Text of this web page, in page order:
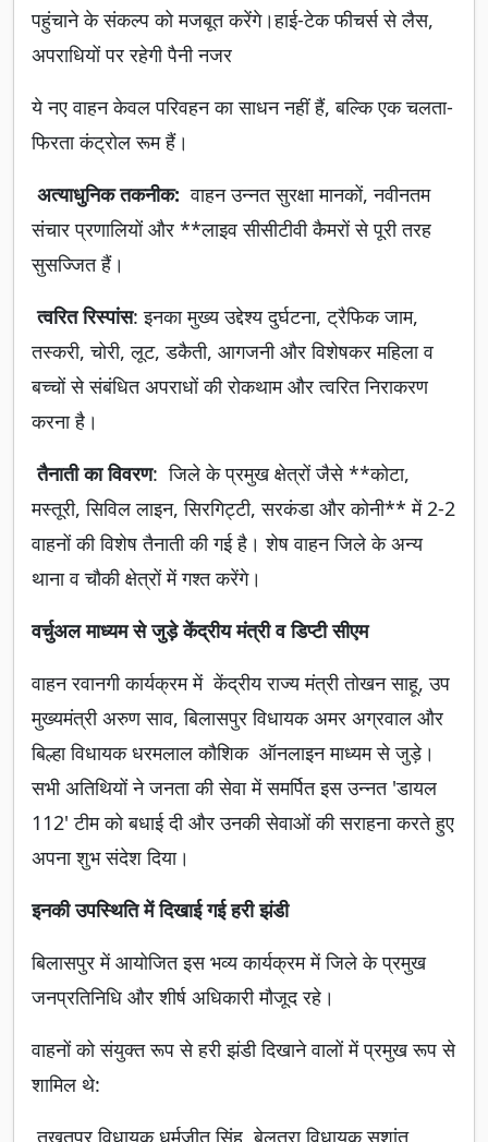
पहुंचाने के संकल्प को मजबूत करेंगे।हाई-टेक फीचर्स से लैस,
अपराधियों पर रहेगी पैनी नजर
ये नए वाहन केवल परिवहन का साधन नहीं हैं, बल्कि एक चलता-
फिरता कंट्रोल रूम हैं।
अत्याधुनिक तकनीक:वाहन उन्नत सुरक्षा मानकों, नवीनतम
संचार प्रणालियों और **लाइव सीसीटीवी कैमरों से पूरी तरह
सुसज्जित हैं।
त्वरित रिस्पांस: इनका मुख्य उद्देश्य दुर्घटना, ट्रैफिक जाम,
तस्करी, चोरी, लूट, डकैती, आगजनी और विशेषकर महिला व
बच्चों से संबंधित अपराधों की रोकथाम और त्वरित निराकरण
करना है।
तैनाती का विवरण: जिले के प्रमुख क्षेत्रों जैसे **कोटा,
मस्तूरी, सिविल लाइन, सिरगिट्टी, सरकंडा और कोनी** में 2-2
वाहनों की विशेष तैनाती की गई है। शेष वाहन जिले के अन्य
थाना व चौकी क्षेत्रों में गश्त करेंगे।
वर्चुअल माध्यम से जुड़े केंद्रीय मंत्री व डिप्टी सीएम
वाहन रवानगी कार्यक्रम में केंद्रीय राज्य मंत्री तोखन साहू, उप
मुख्यमंत्री अरुण साव, बिलासपुर विधायक अमर अग्रवाल और
बिल्हा विधायक धरमलाल कौशिक ऑनलाइन माध्यम से जुड़े।
सभी अतिथियों ने जनता की सेवा में समर्पित इस उन्नत 'डायल
112' टीम को बधाई दी और उनकी सेवाओं की सराहना करते हुए
अपना शुभ संदेश दिया।
इनकी उपस्थिति में दिखाई गई हरी झंडी
बिलासपुर में आयोजित इस भव्य कार्यक्रम में जिले के प्रमुख
जनप्रतिनिधि और शीर्ष अधिकारी मौजूद रहे।
वाहनों को संयुक्त रूप से हरी झंडी दिखाने वालों में प्रमुख रूप से
शामिल थे: